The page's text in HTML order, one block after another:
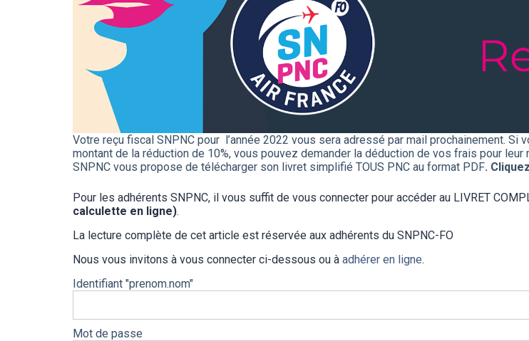
Votre reçu fiscal SNPNC pour l’année 2022 vous sera adressé par mail prochainement.
montant de la réduction de 10%, vous pouvez demander la déduction de vos frais pour
SNPNC vous propose de télécharger son livret simplifié TOUS PNC au format PDF.
Pour les adhérents SNPNC, il vous suffit de vous connecter pour accéder au LIVRET
calculette en ligne).
La lecture complète de cet article est réservée aux adhérents du SNPNC-FO
Nous vous invitons à vous connecter ci-dessous ou à adhérer en ligne.
Identifiant "prenom.nom"
Mot de passe